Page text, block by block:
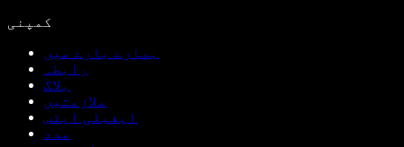
کمپنی
ہمارے بارے میں
رابطہ
بلاگ
ملازمتیں
ایفیلی ایٹس
مدد